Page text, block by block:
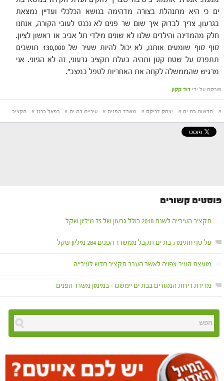
ים כי היא מתנהלת בצורה מדהימה בנושא הכלכלי ועדיין נמצאת
בגרעון. צריך לבדוק איך שום שר פנים לא נכנס לעובי הקורה, אנחנו
חלק מהמדינה והילדים שלנו לא שונים מילדי תל אביב או ראשון לציון.
סוף סוף שומעים אותנו, לא יכול להיות שעיר של 130,000 תושבים
תתפרס על שטח קטן ותהיה בעלת תקציב גרעוני, זה לא הגיוני. אני
מרגיש שהממשלה לקחה את האחריות לטפל במצב".
פורסם על ידי דוד קקון
# חדשות בת ים # יצחק דריקס # משרד הפנים # עיריית בת ים # רפאל ברנז # תקציב
פוסטים קשורים
תקציב העירייה לשנת 2018 כולל גרעון של 75 מיליון שקל
על סף חתימה: בת ים תקבל ממשרד הפנים 284 מיליון שקל
מועצת העיר צפויה לאשר הערב תקציב חדש לעירייה
מדידת דירות המגורים בבת ים יימשכו – במימון משרד הפנים